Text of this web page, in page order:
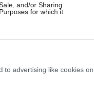
and/or Sharing
for which it
to advertising like cookies on